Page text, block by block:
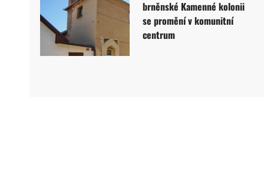
brněnské Kamenné kolonii
se promění v komunitní
centrum